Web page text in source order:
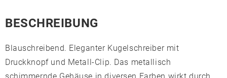
BESCHREIBUNG
Blauschreibend. Eleganter Kugelschreiber mit
Druckknopf und Metall-Clip. Das metallisch